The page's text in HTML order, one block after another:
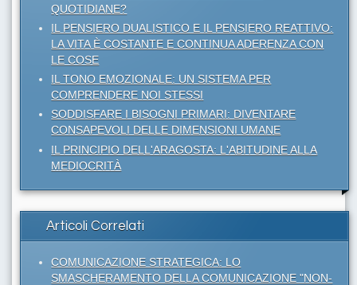
QUOTIDIANE?
IL PENSIERO DUALISTICO E IL PENSIERO REATTIVO:
LA VITA È COSTANTE E CONTINUA ADERENZA CON
LE COSE
IL TONO EMOZIONALE: UN SISTEMA PER
COMPRENDERE NOI STESSI
SODDISFARE I BISOGNI PRIMARI: DIVENTARE
CONSAPEVOLI DELLE DIMENSIONI UMANE
IL PRINCIPIO DELL'ARAGOSTA: L'ABITUDINE ALLA
MEDIOCRITÀ
Articoli Correlati
COMUNICAZIONE STRATEGICA: LO
SMASCHERAMENTO DELLA COMUNICAZIONE "NON-